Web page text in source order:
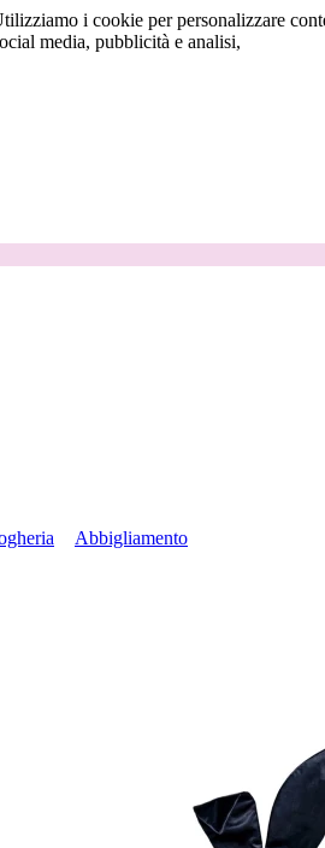
i cookie per personalizzare
media, pubblicità e analisi,
Abbigliamento